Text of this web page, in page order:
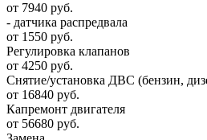
от 7940 руб.
- датчика распредвала
от 1550 руб.
Регулировка клапанов
от 4250 руб.
Снятие/установка ДВС (бензин,
от 16840 руб.
Капремонт двигателя
от 56680 руб.